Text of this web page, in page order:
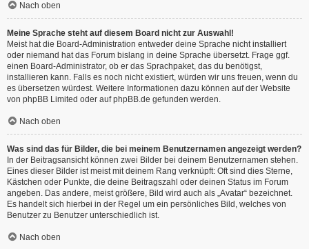
Nach oben
Meine Sprache steht auf diesem Board nicht zur Auswahl!
Meist hat die Board-Administration entweder deine Sprache nicht installiert
oder niemand hat das Forum bislang in deine Sprache übersetzt. Frage ggf.
einen Board-Administrator, ob er das Sprachpaket, das du benötigst,
installieren kann. Falls es noch nicht existiert, würden wir uns freuen, wenn du
es übersetzen würdest. Weitere Informationen dazu können auf der Website
von phpBB Limited oder aufphpBB.de gefunden werden.
Nach oben
Was sind das für Bilder, die bei meinem Benutzernamen angezeigt werden?
In der Beitragsansicht können zwei Bilder bei deinem Benutzernamen stehen.
Eines dieser Bilder ist meist mit deinem Rang verknüpft: Oft sind dies Sterne,
Kästchen oder Punkte, die deine Beitragszahl oder deinen Status im Forum
angeben. Das andere, meist größere, Bild wird auch als „Avatar“ bezeichnet.
Es handelt sich hierbei in der Regel um ein persönliches Bild, welches von
Benutzer zu Benutzer unterschiedlich ist.
Nach oben